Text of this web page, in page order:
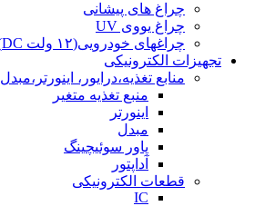
چراغ های پیشانی
چراغ یووی UV
چراغهای خودرویی(۱۲ ولت DC)
تجهیزات الکترونیکی
منابع تغذیه،درایور، اینورتر،مبدل
منبع تغذیه متغیر
اینورتر
مبدل
پاور سوئیچینگ
آداپتور
قطعات الکترونیکی
IC